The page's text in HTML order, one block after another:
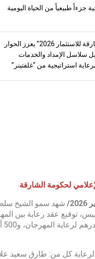
جزءاً طبيعياً من الحياة اليومية
“منتدى الشارقة للاستثمار 2026” يعزز الحوار
سلاسل الإمداد والخدمات
استراتيجية من “غلفتينر”
لحكومة الشارقة
شهد سمو الشيخ
توقيع عقد رعاية بين
كل من: طارق سعيد